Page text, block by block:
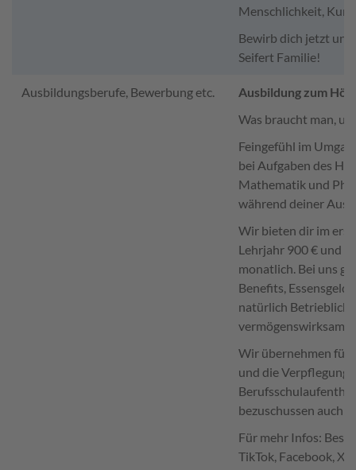
Menschlichkeit,
Bewirb dich jetzt
Seifert Familie!
Ausbildungsberufe, Bewerbung etc.
Ausbildung zum
Was braucht man,
Feingefühl im
bei Aufgaben des
Mathematik und
während deiner
Wir bieten dir im
Lehrjahr 900 € und
monatlich. Bei uns
Benefits,
natürlich
vermögenswirksame
Wir übernehmen für
und die Verpflegung
bezuschussen auch
Für mehr Infos:
TikTok, Facebook,